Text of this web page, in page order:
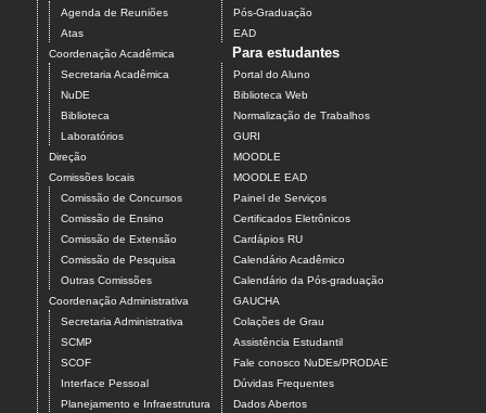
Agenda de Reuniões
Atas
Coordenação Acadêmica
Secretaria Acadêmica
NuDE
Biblioteca
Laboratórios
Direção
Comissões locais
Comissão de Concursos
Comissão de Ensino
Comissão de Extensão
Comissão de Pesquisa
Outras Comissões
Coordenação Administrativa
Secretaria Administrativa
SCMP
SCOF
Interface Pessoal
Planejamento e Infraestrutura
Pós-Graduação
EAD
Para estudantes
Portal do Aluno
Biblioteca Web
Normalização de Trabalhos
GURI
MOODLE
MOODLE EAD
Painel de Serviços
Certificados Eletrônicos
Cardápios RU
Calendário Acadêmico
Calendário da Pós-graduação
GAUCHA
Colações de Grau
Assistência Estudantil
Fale conosco NuDEs/PRODAE
Dúvidas Frequentes
Dados Abertos